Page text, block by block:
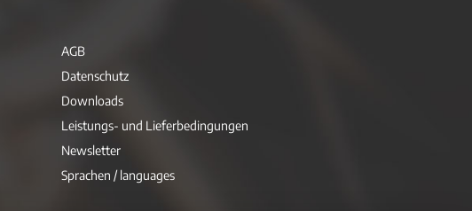
AGB
Datenschutz
Downloads
Leistungs- und Lieferbedingungen
Newsletter
Sprachen / languages